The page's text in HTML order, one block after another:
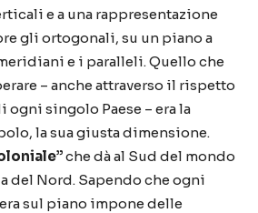
e a una rappresentazione
gli ortogonali, su un piano a
e i paralleli. Quello che
– anche attraverso il rispetto
singolo Paese – era la
la sua giusta dimensione.
”che dàal Sud del mondo
del Nord. Sapendo che ogni
sul piano impone delle